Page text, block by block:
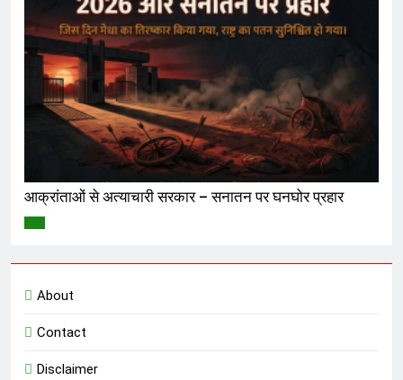
आक्रांताओं से अत्याचारी सरकार – सनातन पर घनघोर प्रहार
About
Contact
Disclaimer